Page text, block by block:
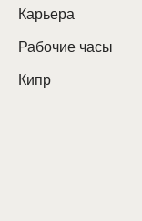
Карьера
Рабочие часы
Кипр